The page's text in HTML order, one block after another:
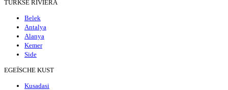
TURKSE RIVIERA
Belek
Antalya
Alanya
Kemer
Side
EGEÏSCHE KUST
Kusadasi